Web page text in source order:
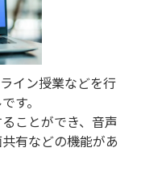
イン授業などを行
す。
ことができ、音声
有などの機能があ